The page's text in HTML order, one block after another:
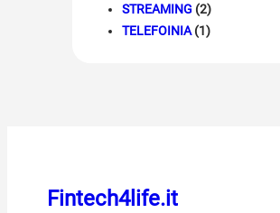
STREAMING (2)
TELEFOINIA(1)
Fintech4life.it